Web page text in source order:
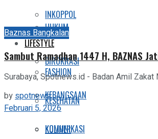
INKOPPOL
LIFESTYLE
FASHION
KESEHATAN
KULINER
HUKUM
BIROKRASI
KEBANGSAAN
KOMUNIKASI
Baznas Bangkalan
Sambut Ramadhan 1447 H, BAZNAS
Surabaya, Spotnews.id - Badan Amil
byspotnews
Februari 5, 2026